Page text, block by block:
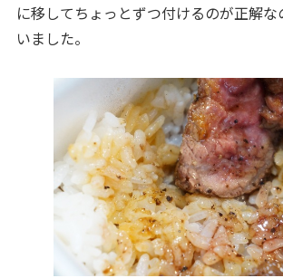
に移してちょっとずつ付けるのが正解
いました。